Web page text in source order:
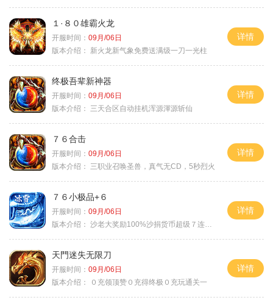
１·８０雄霸火龙
开服时间： 09月/06日
版本介绍：
新火龙新气象免费送满级一刀一光柱
详情
终极吾辈新神器
开服时间： 09月/06日
版本介绍：
三天合区自动挂机浑源渾源斩仙
详情
７６合击
开服时间： 09月/06日
版本介绍：
三职业召唤圣兽，真气无CD，5秒烈火
详情
７６小极品+６
开服时间： 09月/06日
版本介绍： 沙老大奖励100%沙捐货币超级７连鞭尸
详情
天門迷失无限刀
开服时间： 09月/06日
版本介绍：
０充领顶赞０充得终极０充玩通关一
详情